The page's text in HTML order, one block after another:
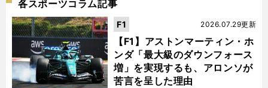
各スポーツコラム記事
【F1】アストンマーティン・ホ
ンダ「最大級のダウンフォース
増」を実現するも、アロンソが
苦言を呈した理由
2026.07.29更新
F1